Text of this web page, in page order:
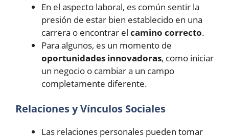
En el aspecto laboral, es común sentir la
presión de estar bien establecido en una
carrera o encontrar el camino correcto.
Para algunos, es un momento de
oportunidades innovadoras, como iniciar
un negocio o cambiar a un campo
completamente diferente.
Relaciones y Vínculos Sociales
Las relaciones personales pueden tomar